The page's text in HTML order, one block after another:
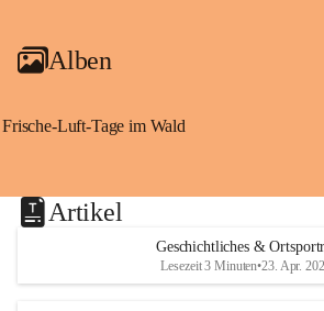
Alben
Frische-Luft-Tage im Wald
Artikel
Geschichtliches &
Lesezeit 3 Minuten•23. Apr.